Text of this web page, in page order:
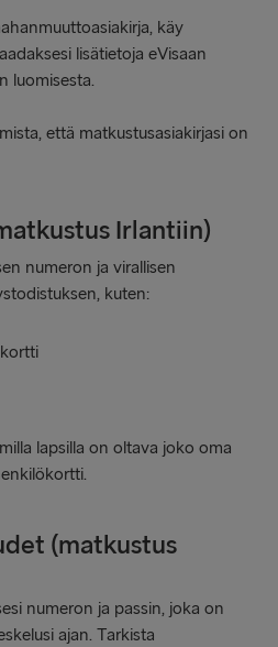
käy
lisätietoja eVisaan
luomisesta.
että matkustusasiakirjasi on
Irlantiin)
numeron ja virallisen
kuten:
lapsilla on oltava joko oma
(matkustus
numeron ja passin, joka on
ajan. Tarkista